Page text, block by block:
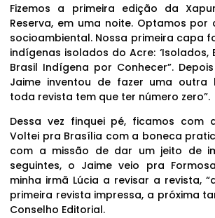
Fizemos a primeira edição da
Reserva, em uma noite. Optamos
socioambiental. Nossa primeira capa
indígenas isolados do Acre: ‘Isolados,
Brasil Indígena por Conhecer”.
Jaime inventou de fazer uma outra
toda revista tem que ter número zero”.
Dessa vez finquei pé, ficamos com
Voltei pra Brasília com a boneca
com a missão de dar um jeito de
seguintes, o Jaime veio pra
minha irmã Lúcia a revisar a revista,
primeira revista impressa, a próxima
Conselho Editorial.